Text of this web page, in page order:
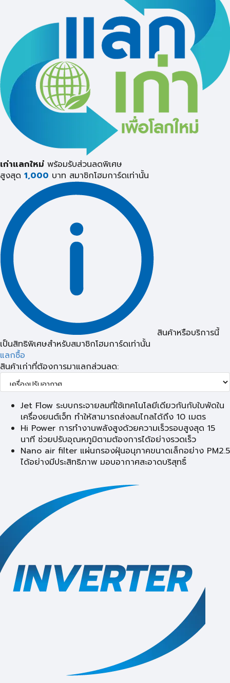
เก่าแลกใหม่ พร้อมรับส่วนลดพิเศษ
สูงสุด 1,000 บาท สมาชิกโฮมการ์ดเท่านั้น
สินค้าหรือบริการนี้
เป็นสิทธิพิเศษสำหรับสมาชิกโฮมการ์ดเท่านั้น
แลกซื้อ
สินค้าเก่าที่ต้องการมาแลกส่วนลด:
Jet Flow ระบบกระจายลมที่ใช้เทคโนโลยีเดียวกันกับใบพัดใน
เครื่องยนต์เจ็ท ทำให้สามารถส่งลมไกลได้ถึง 10 เมตร
Hi Power การทำงานพลังสูงด้วยความเร็วรอบสูงสุด 15
นาที ช่วยปรับอุณหภูมิตามต้องการได้อย่างรวดเร็ว
Nano air filter แผ่นกรองฝุ่นอนุภาคขนาดเล็กอย่าง PM2.5
ได้อย่างมีประสิทธิภาพ มอบอากาศสะอาดบริสุทธิ์